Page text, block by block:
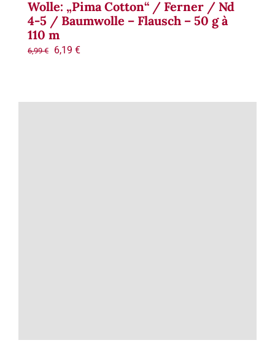
Wolle: „Pima Cotton“ / Ferner / Nd
4-5 / Baumwolle – Flausch – 50 g à
110 m
6,99€
Ursprünglicher
6,99 €
6,19 €Aktueller
6,19 €.